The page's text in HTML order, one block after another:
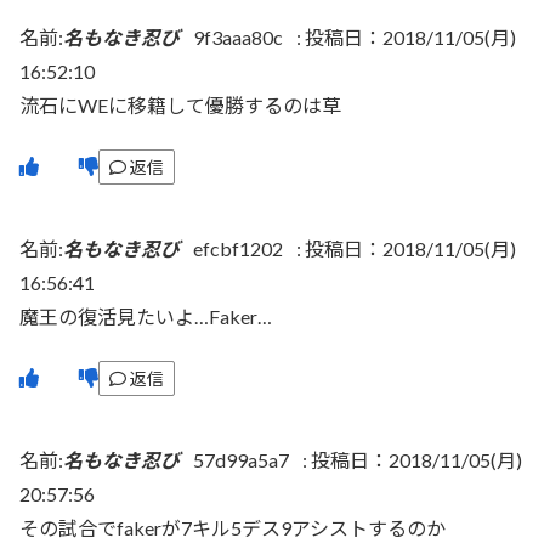
名前:名もなき忍び 9f3aaa80c : 投稿日：2018/11/05(月)
16:52:10
流石にWEに移籍して優勝するのは草
返信
名前:名もなき忍び efcbf1202 : 投稿日：2018/11/05(月)
16:56:41
魔王の復活見たいよ…Faker…
返信
名前:名もなき忍び 57d99a5a7 : 投稿日：2018/11/05(月)
20:57:56
その試合でfakerが7キル5デス9アシストするのか